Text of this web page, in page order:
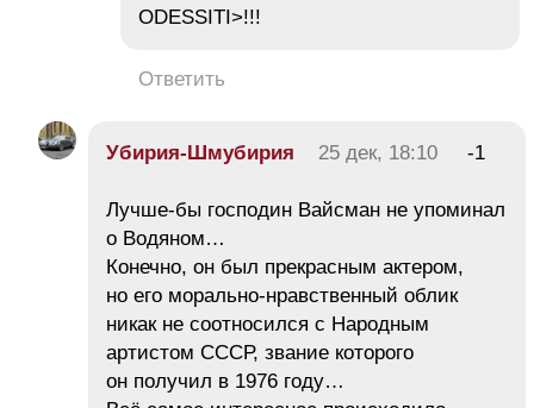
ODESSITI>!!!
Ответить
Убирия-Шмубирия 25 дек, 18:10 -1
Лучше-бы господин Вайсман не упоминал
о Водяном…
Конечно, он был прекрасным актером,
но его морально-нравственный облик
никак не соотносился с Народным
артистом СССР, звание которого
он получил в 1976 году…